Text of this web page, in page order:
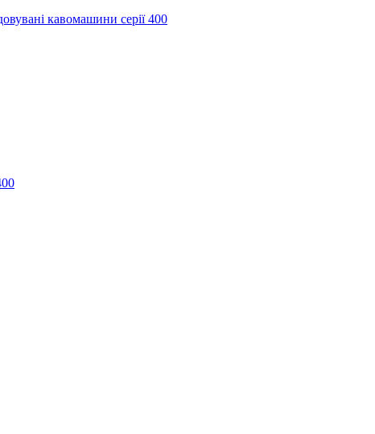
кавомашини серії 400